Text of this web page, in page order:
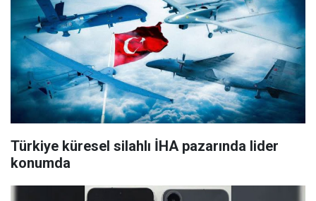
Türkiye küresel silahlı İHA pazarında lider
konumda